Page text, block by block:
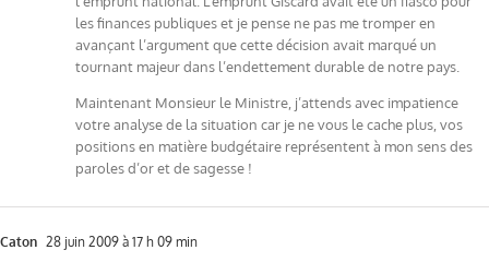
les finances publiques et je pense ne pas me tromper en
avançant l’argument que cette décision avait marqué un
tournant majeur dans l’endettement durable de notre pays.
Maintenant Monsieur le Ministre, j’attends avec impatience
votre analyse de la situation car je ne vous le cache plus, vos
positions en matière budgétaire représentent à mon sens des
paroles d’or et de sagesse !
Caton 28 juin 2009 à 17 h 09 min